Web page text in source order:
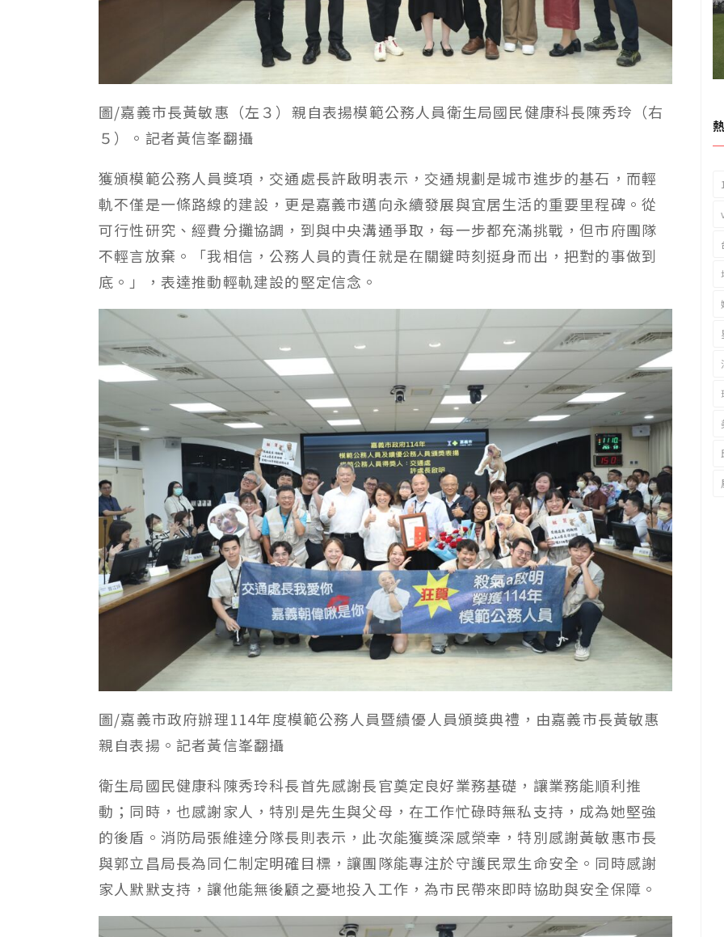
圖/嘉義市長黃敏惠（左３）親自表揚模範公務人員衛生局國民健康科長陳秀玲（右
５）。記者黃信峯翻攝
獲頒模範公務人員獎項，交通處長許啟明表示，交通規劃是城市進步的基石，而輕
軌不僅是一條路線的建設，更是嘉義市邁向永續發展與宜居生活的重要里程碑。從
可行性研究、經費分攤協調，到與中央溝通爭取，每一步都充滿挑戰，但市府團隊
不輕言放棄。「我相信，公務人員的責任就是在關鍵時刻挺身而出，把對的事做到
底。」，表達推動輕軌建設的堅定信念。
圖/嘉義市政府辦理114年度模範公務人員暨績優人員頒獎典禮，由嘉義市長黃敏惠
親自表揚。記者黃信峯翻攝
衛生局國民健康科陳秀玲科長首先感謝長官奠定良好業務基礎，讓業務能順利推
動；同時，也感謝家人，特別是先生與父母，在工作忙碌時無私支持，成為她堅強
的後盾。消防局張維達分隊長則表示，此次能獲獎深感榮幸，特別感謝黃敏惠市長
與郭立昌局長為同仁制定明確目標，讓團隊能專注於守護民眾生命安全。同時感謝
家人默默支持，讓他能無後顧之憂地投入工作，為市民帶來即時協助與安全保障。